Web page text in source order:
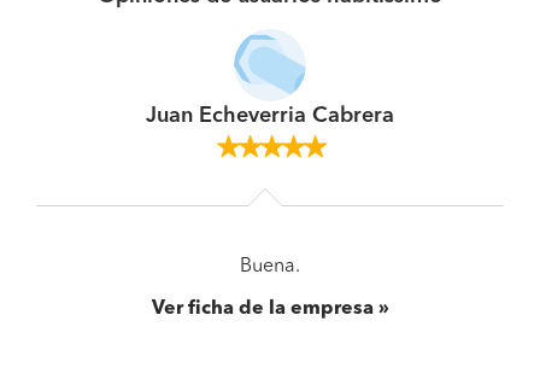
Juan Echeverria Cabrera
Buena.
Ver ficha de la empresa